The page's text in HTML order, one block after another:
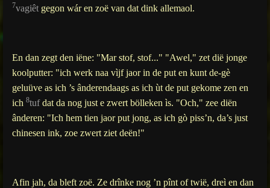
7vagiêt gegon wár en zoë van dat dink allemaol.
En dan zegt den iëne: "Mar stof, stof..." "Awel," zet dië jonge
koolputter: "ich werk naa vìjf jaor in de put en kunt de-gè
geluüve as ich ’s ânderendaags as ich ùt de put gekome zen en
ich 8tufdat da nog just e zwert bölleken ìs. "Och," zee diën
ânderen: "Ich hem tien jaor put jong, as ich gò piss’n, da’s just
chinesen ink, zoe zwert ziet deën!"
Afin jah, da bleft zoë. Ze drînke nog ’n pînt of twië, dreì en dan